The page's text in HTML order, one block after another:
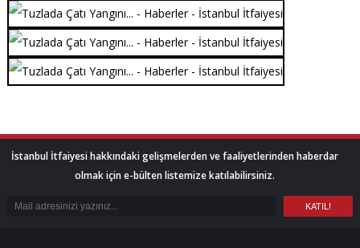
İstanbul İtfaiyesi hakkındaki gelişmelerden ve faaliyetlerinden haberdar
olmak için e-bülten listemize katılabilirsiniz.